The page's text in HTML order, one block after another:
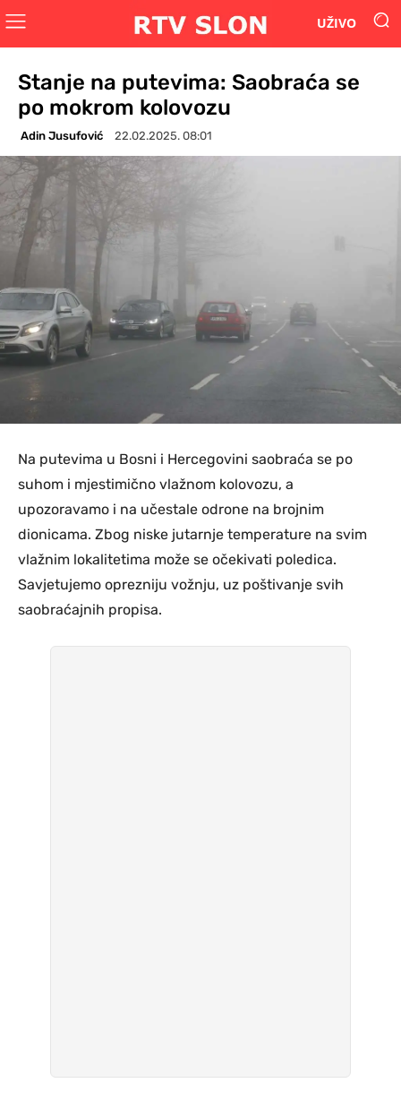
UŽIVO
Stanje na putevima: Saobraća se
po mokrom kolovozu
Adin Jusufović 22.02.2025. 08:01
Na putevima u Bosni i Hercegovini saobraća se po
suhom i mjestimično vlažnom kolovozu, a
upozoravamo i na učestale odrone na brojnim
dionicama. Zbog niske jutarnje temperature na svim
vlažnim lokalitetima može se očekivati poledica.
Savjetujemo oprezniju vožnju, uz poštivanje svih
saobraćajnih propisa.